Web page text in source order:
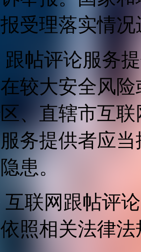
受理落实情
跟帖评论服务
较大安全风
、直辖市互
务提供者应
患。
互联网跟帖评
照相关法律